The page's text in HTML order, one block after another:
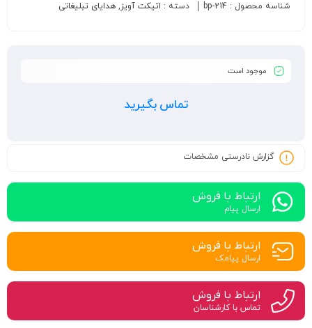
شناسه محصول : bp-214 دسته : اتیکت آویز, هدایای تبلیغاتی
موجود است
تماس بگیرید
گزارش نادرستی مشخصات
ارتباط با فروش
ارسال پیام
ارتباط با فروش
ارسال پیامک
ارتباط با فروش
تماس با کارشناسان